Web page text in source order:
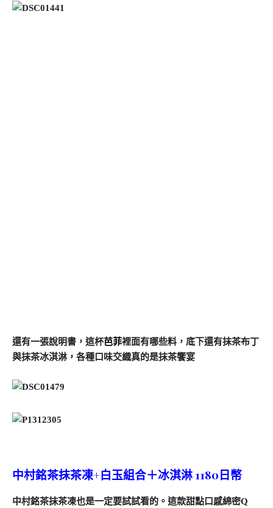
還有一張說明書，這杯芭菲裡面有哪些料，底下還有抹茶布丁
與抹茶冰淇淋，各種口味交織真的是抹茶饗宴
中村銘茶抹茶凍+白玉組合＋冰淇淋 1180日幣
中村銘茶抹茶凍也是一定要試試看的。這款甜點口感綿密Q